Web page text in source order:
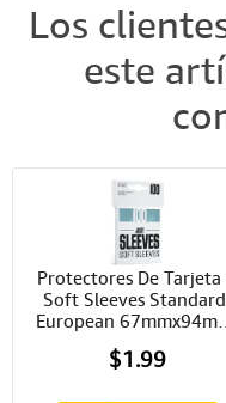
Los
este
Protectores De Tarjeta
Soft Sleeves Standard
European 67mmx94mm
$1.99